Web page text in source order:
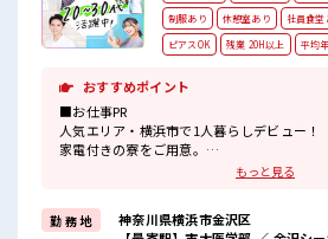
制服あり
休憩室あり 社員食堂
ピアスOK
残業 20H以上 平均
おすすめポイント
■お仕事PR
人気エリア・横浜市で1人暮らしデビュー！
家電付きの寮をご用意。
現地までの赴任交通費も規定支給します。
主に車の部品を取り扱う大手メーカー。
工場内は自動化が進んでいるため様々なキカ
もっと見る
勤 務 地
神奈川県横浜市金沢区